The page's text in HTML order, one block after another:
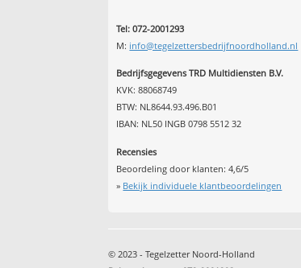
Tel: 072-2001293
M: info@tegelzettersbedrijfnoordholland.nl
Bedrijfsgegevens TRD Multidiensten B.V.
KVK: 88068749
BTW: NL8644.93.496.B01
IBAN: NL50 INGB 0798 5512 32
Recensies
Beoordeling door klanten:4,6/5
» Bekijk individuele klantbeoordelingen
© 2023 - Tegelzetter Noord-Holland